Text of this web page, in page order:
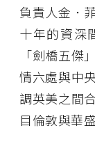
負責人金．
十年的資深
「劍橋五傑
情六處與中
調英美之間
目倫敦與華